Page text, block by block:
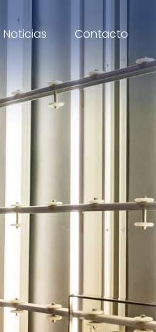
Noticias Contacto